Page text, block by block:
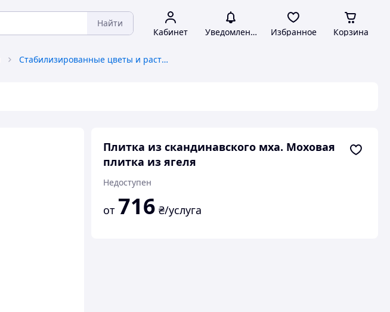
Найти
Кабинет Уведомления Избранное Корзина
Стабилизированные цветы и растения
Плитка из скандинавского мха. Моховая
плитка из ягеля
Недоступен
от 716 ₴/услуга